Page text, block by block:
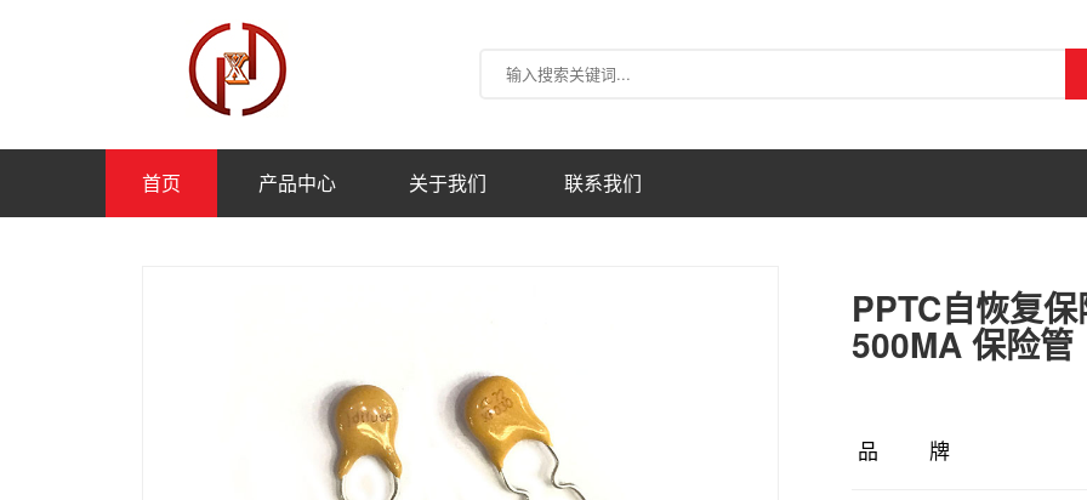
首页 产品中心 关于我们 联系我们
PPTC自恢复
500MA 保险管
品牌